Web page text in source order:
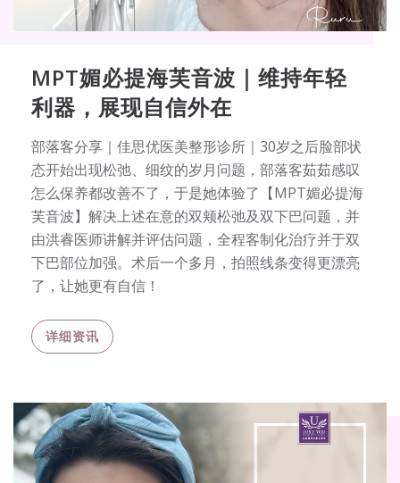
MPT媚必提海芙音波｜维持年轻
利器，展现自信外在
部落客分享｜佳思优医美整形诊所｜30岁之后脸部状
态开始出现松弛、细纹的岁月问题，部落客茹茹感叹
怎么保养都改善不了，于是她体验了【MPT媚必提海
芙音波】解决上述在意的双颊松弛及双下巴问题，并
由洪睿医师讲解并评估问题，全程客制化治疗并于双
下巴部位加强。术后一个多月，拍照线条变得更漂亮
了，让她更有自信！
详细资讯